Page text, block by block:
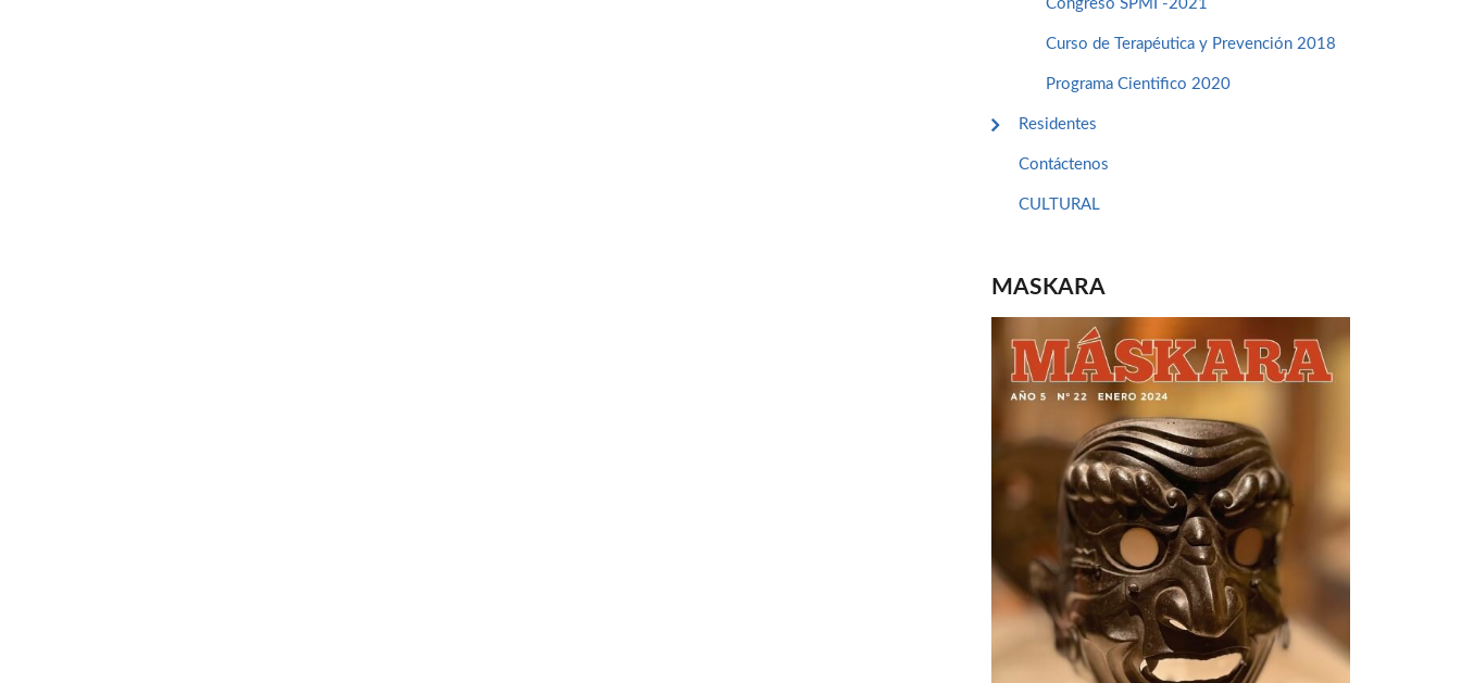
Congreso SPMI -2021
Curso de Terapéutica y Prevención 2018
Programa Cientifico 2020
Residentes
Contáctenos
CULTURAL
MASKARA